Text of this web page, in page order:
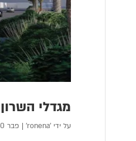
מגדלי
על ידי 'ronena'
| פבר 20, 2022